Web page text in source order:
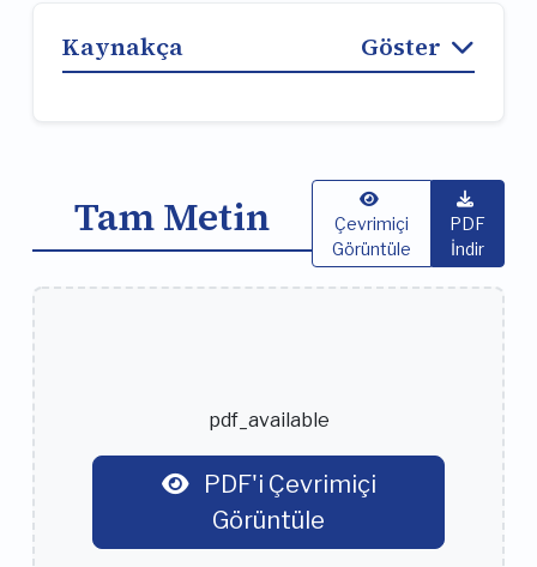
Kaynakça Göster
Tam Metin
Çevrimiçi
Görüntüle
PDF
İndir
pdf_available
Görüntüle